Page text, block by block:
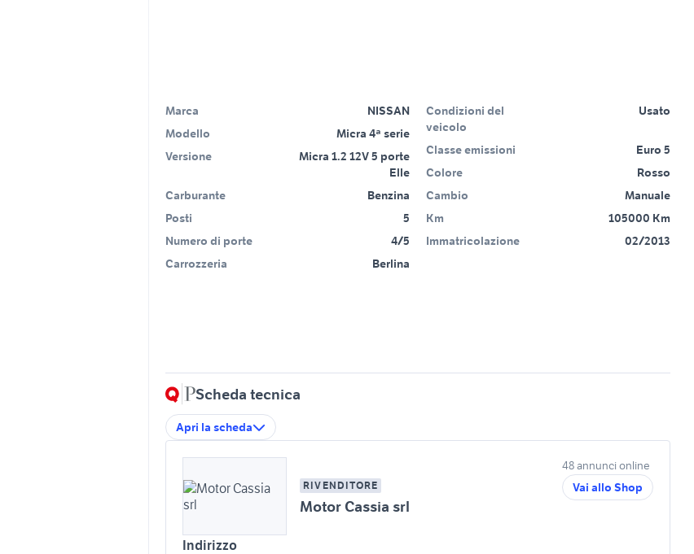
Marca
NISSAN
Modello
Micra 4ª serie
Versione
Micra 1.2 12V 5 porte
Elle
Carburante
Benzina
Posti
5
Numero di porte
4/5
Carrozzeria
Berlina
Condizioni del
veicolo
Usato
Classe emissioni
Euro 5
Colore
Rosso
Cambio
Manuale
Km
105000 Km
Immatricolazione
02/2013
Scheda tecnica
Apri la scheda
RIVENDITORE
Motor Cassia srl
Indirizzo
48 annunci online
Vai allo Shop